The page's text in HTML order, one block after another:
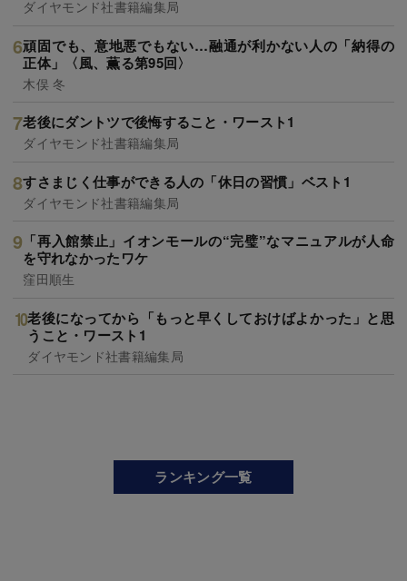
ダイヤモンド社書籍編集局
頑固でも、意地悪でもない…融通が利かない人の「納得の
正体」〈風、薫る第95回〉
木俣 冬
老後にダントツで後悔すること・ワースト1
ダイヤモンド社書籍編集局
すさまじく仕事ができる人の「休日の習慣」ベスト1
ダイヤモンド社書籍編集局
「再入館禁止」イオンモールの“完璧”なマニュアルが人命
を守れなかったワケ
窪田順生
老後になってから「もっと早くしておけばよかった」と思
うこと・ワースト1
ダイヤモンド社書籍編集局
ランキング一覧